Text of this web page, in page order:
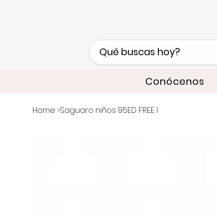
Conócenos
Home >Saguaro niños 95ED FREE I